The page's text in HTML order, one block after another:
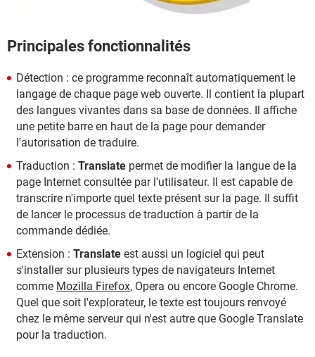
Principales fonctionnalités
Détection : ce programme reconnaît automatiquement le
langage de chaque page web ouverte. Il contient la plupart
des langues vivantes dans sa base de données. Il affiche
une petite barre en haut de la page pour demander
l'autorisation de traduire.
Traduction : Translate permet de modifier la langue de la
page Internet consultée par l'utilisateur. Il est capable de
transcrire n'importe quel texte présent sur la page. Il suffit
de lancer le processus de traduction à partir de la
commande dédiée.
Extension : Translate est aussi un logiciel qui peut
s'installer sur plusieurs types de navigateurs Internet
comme Mozilla Firefox, Opera ou encore Google Chrome.
Quel que soit l'explorateur, le texte est toujours renvoyé
chez le même serveur qui n'est autre que Google Translate
pour la traduction.